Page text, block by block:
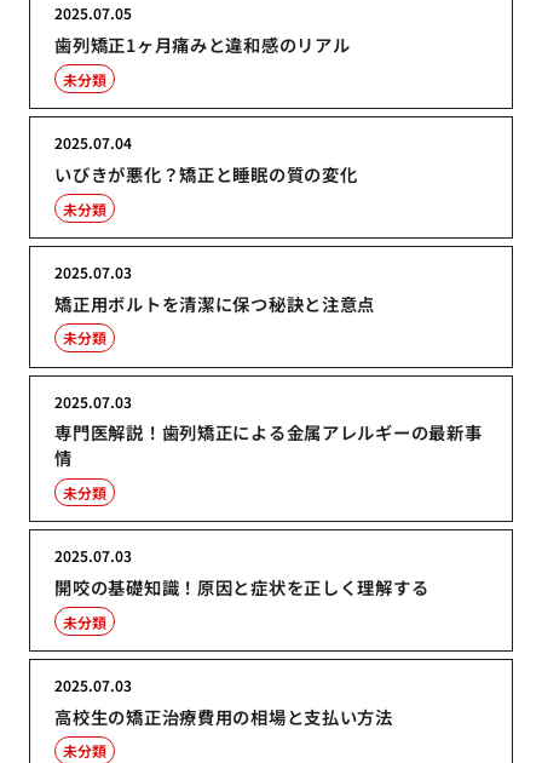
歯列矯正1ヶ月痛みと違和感のリアル
2025.07.05
未分類
いびきが悪化？矯正と睡眠の質の変化
2025.07.04
未分類
矯正用ボルトを清潔に保つ秘訣と注意点
2025.07.03
未分類
専門医解説！歯列矯正による金属アレルギーの最新事
情
2025.07.03
未分類
開咬の基礎知識！原因と症状を正しく理解する
2025.07.03
未分類
高校生の矯正治療費用の相場と支払い方法
2025.07.03
未分類